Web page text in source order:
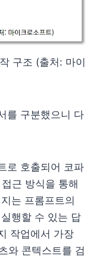
구조 (출처: 마이
를 구분했으니 다
로 호출되어 코파
근 방식을 통해
는 프롬프트의
행할 수 있는 답
작업에서 가장
와 콘텍스트를 검